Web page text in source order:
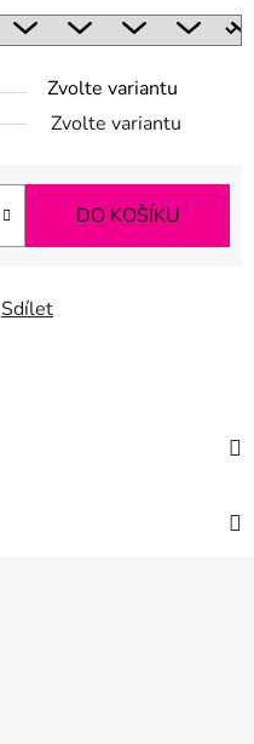
Zvolte variantu
Zvolte variantu
DO KOŠÍKU
Sdílet